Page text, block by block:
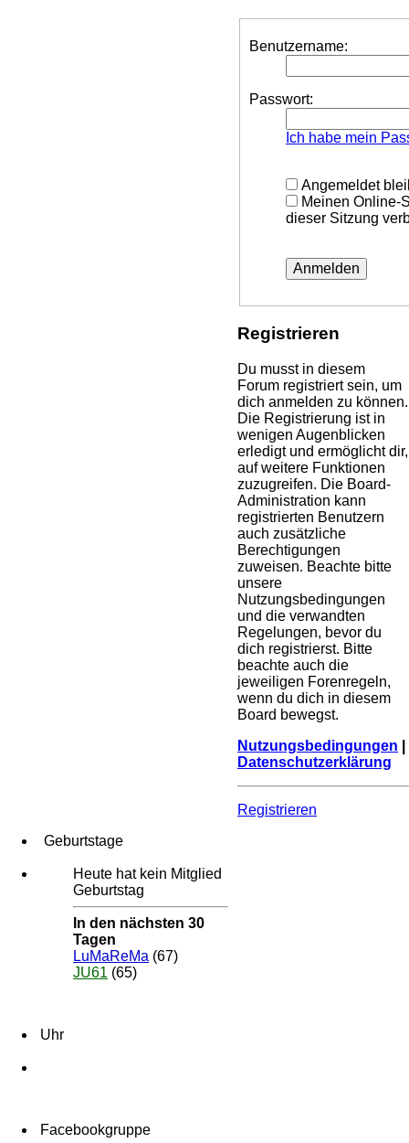
Benutzername:
Passwort:
Ich habe mein
Angemeldet
Meinen Online-
dieser Sitzung
Registrieren
Du musst in diesem
Forum registriert sein, um
dich anmelden zu können.
Die Registrierung ist in
wenigen Augenblicken
erledigt und ermöglicht dir,
auf weitere Funktionen
zuzugreifen. Die Board-
Administration kann
registrierten Benutzern
auch zusätzliche
Berechtigungen
zuweisen. Beachte bitte
unsere
Nutzungsbedingungen
und die verwandten
Regelungen, bevor du
dich registrierst. Bitte
beachte auch die
jeweiligen Forenregeln,
wenn du dich in diesem
Board bewegst.
Nutzungsbedingungen
Datenschutzerklärung
Registrieren
Geburtstage
Heute hat kein Mitglied
Geburtstag
In den nächsten 30
Tagen
LuMaReMa (67)
JU61 (65)
Uhr
Facebookgruppe